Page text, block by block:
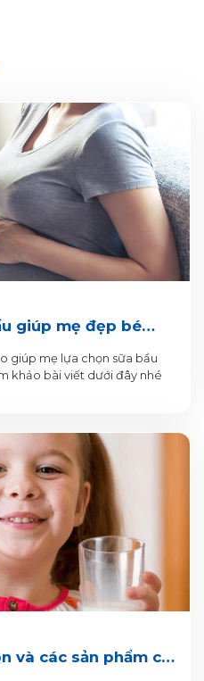
giúp mẹ đẹp bé
giúp mẹ lựa chọn sữa bầu
khảo bài viết dưới đây nhé
và các sản phẩm có